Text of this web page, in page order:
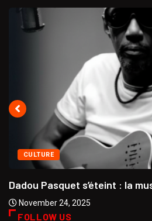
CULTURE
Dadou Pasquet s’éteint : la
November 24, 2025
FOLLOW US